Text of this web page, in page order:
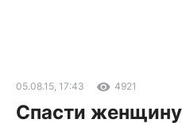
05.08.15, 17:43 4921
Спасти